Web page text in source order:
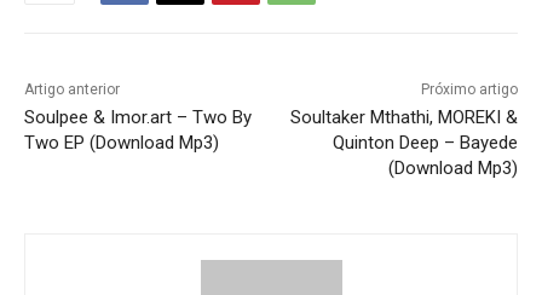
Artigo anterior
Soulpee & Imor.art – Two By
Two EP (Download Mp3)
Próximo artigo
Soultaker Mthathi, MOREKI &
Quinton Deep – Bayede
(Download Mp3)